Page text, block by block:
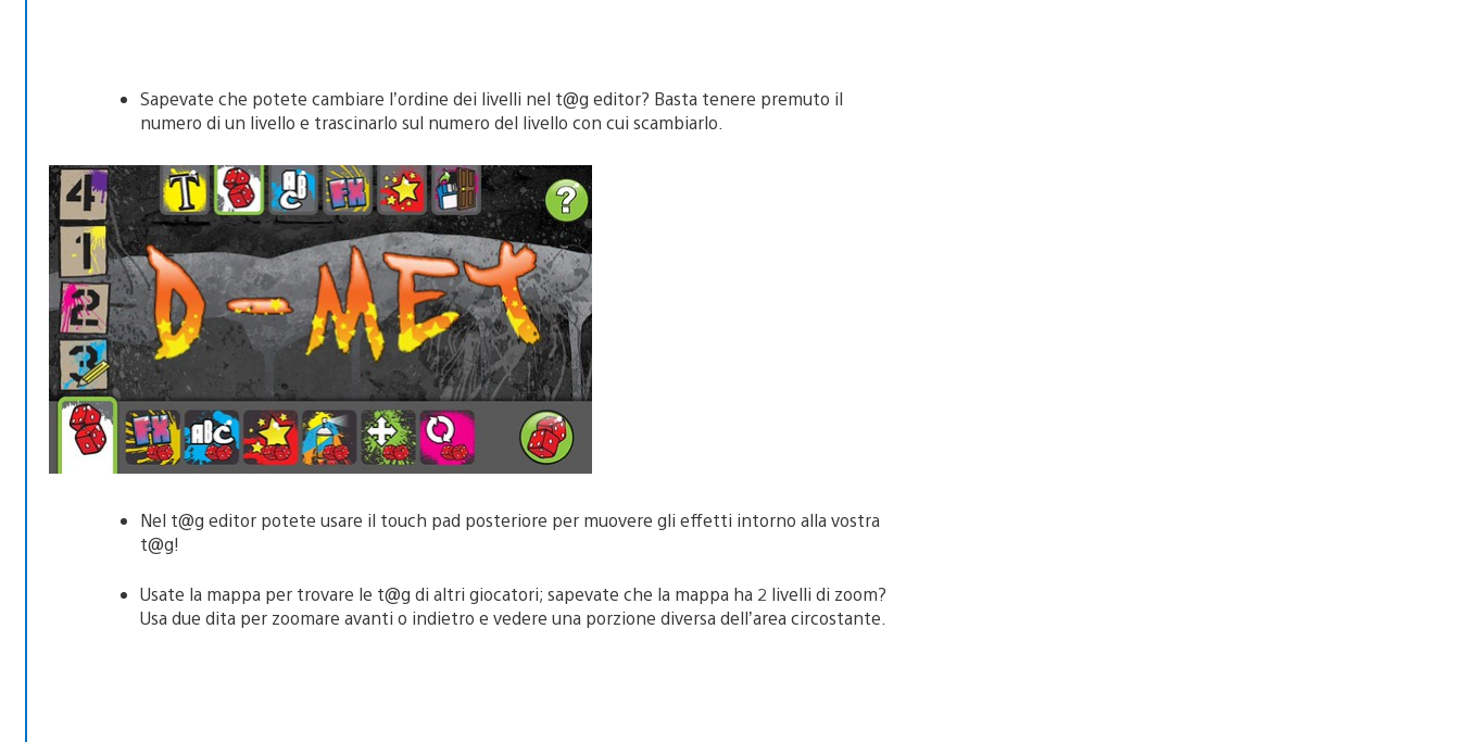
Sapevate che potete cambiare l’ordine dei livelli nel t@g editor? Basta tenere premuto il
numero di un livello e trascinarlo sul numero del livello con cui scambiarlo.
Nel t@g editor potete usare il touch pad posteriore per muovere gli effetti intorno alla vostra
t@g!
Usate la mappa per trovare le t@g di altri giocatori; sapevate che la mappa ha 2 livelli di zoom?
Usa due dita per zoomare avanti o indietro e vedere una porzione diversa dell’area circostante.